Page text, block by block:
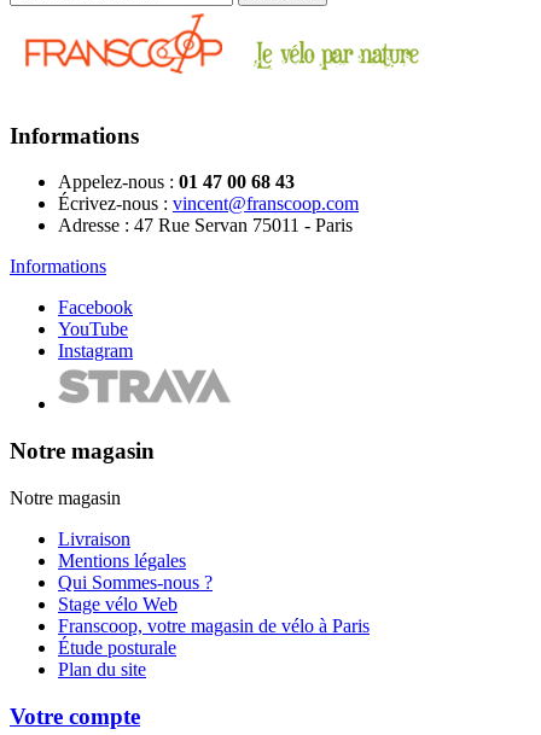
Informations
Appelez-nous : 01 47 00 68 43
Écrivez-nous : vincent@franscoop.com
Adresse : 47 Rue Servan 75011 - Paris
Informations
Facebook
YouTube
Instagram
Notre magasin
Notre magasin
Livraison
Mentions légales
Qui Sommes-nous ?
Stage vélo Web
Franscoop, votre magasin de vélo à Paris
Étude posturale
Plan du site
Votre compte